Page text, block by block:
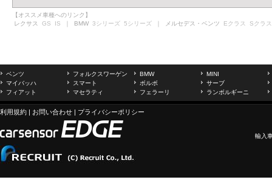
【オススメ車種へのリンク】
レクサス GS IS ｜ BMW 3シリーズ 5シリーズ ｜ メルセデス・ベンツ Eクラス Sクラス
ベンツ フォルクスワーゲン BMW
MINI
マイバッハ
スマート ボルボ
サーブ
フィアット
マセラティ フェラーリ ランボルギーニ
利用規約 | お問い合わせ | プライバシーポリシー
輸入